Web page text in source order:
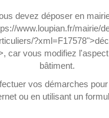
devez déposer en
www.loupian.fr/mairie/
car vous modifiez
bâtiment.
vos démarches
ou en utilisant un